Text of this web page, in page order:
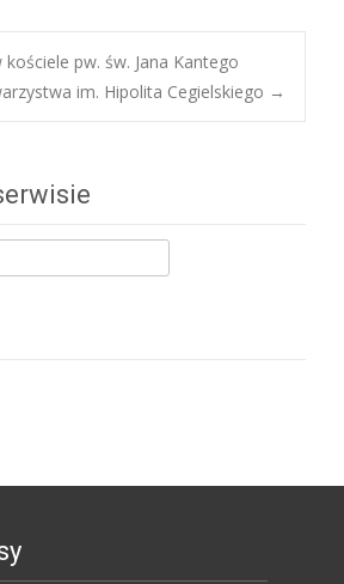
pw. św. Jana Kantego
im. Hipolita Cegielskiego →